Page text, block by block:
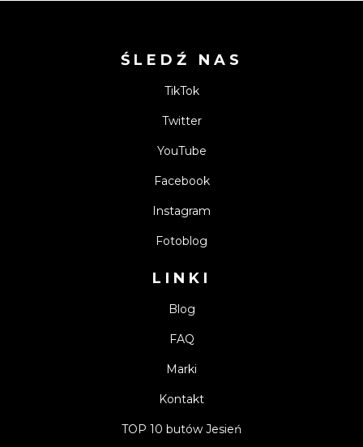
ŚLEDŹ NAS
TikTok
Twitter
YouTube
Facebook
Instagram
Fotoblog
LINKI
Blog
FAQ
Marki
Kontakt
TOP 10 butów Jesień